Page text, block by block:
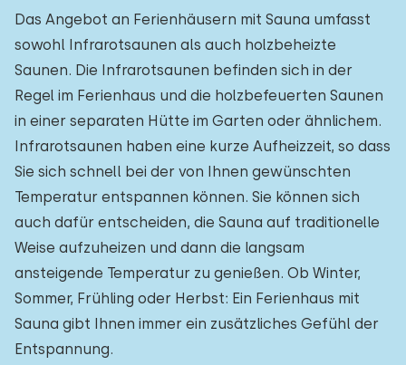
Das Angebot an Ferienhäusern mit Sauna umfasst
sowohl Infrarotsaunen als auch holzbeheizte
Saunen. Die Infrarotsaunen befinden sich in der
Regel im Ferienhaus und die holzbefeuerten Saunen
in einer separaten Hütte im Garten oder ähnlichem.
Infrarotsaunen haben eine kurze Aufheizzeit, so dass
Sie sich schnell bei der von Ihnen gewünschten
Temperatur entspannen können. Sie können sich
auch dafür entscheiden, die Sauna auf traditionelle
Weise aufzuheizen und dann die langsam
ansteigende Temperatur zu genießen. Ob Winter,
Sommer, Frühling oder Herbst: Ein Ferienhaus mit
Sauna gibt Ihnen immer ein zusätzliches Gefühl der
Entspannung.